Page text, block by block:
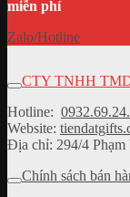
miễn phí
Zalo/Hotline
CTY TNHH
Hotline:
Website:
Địa chỉ: 294/4
Chính sách bán